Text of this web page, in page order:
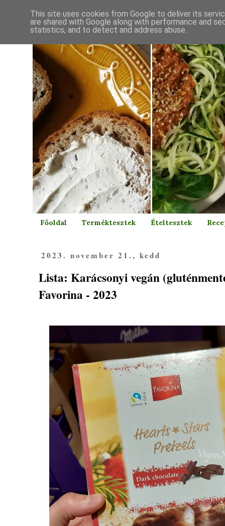
Főoldal Terméktesztek Ételtesztek
2023. november 21., kedd
Lista: Karácsonyi vegán
Favorina - 2023
This site uses cookies from Google to deliver its
are shared with Google along with performance and
statistics, and to detect and address abuse.